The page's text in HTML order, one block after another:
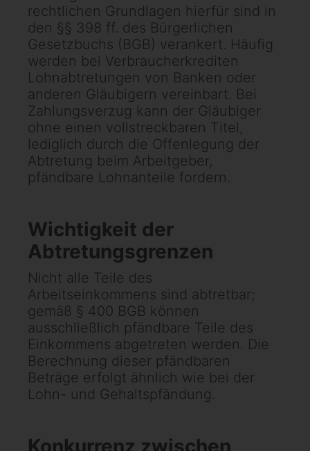
rechtlichen Grundlagen hierfür sind in
den §§ 398 ff. des Bürgerlichen
Gesetzbuchs (BGB) verankert. Häufig
werden bei Verbraucherkrediten
Lohnabtretungen von Banken oder
anderen Gläubigern vereinbart. Bei
Zahlungsverzug kann der Gläubiger
ohne einen vollstreckbaren Titel,
lediglich durch die Offenlegung der
Abtretung beim Arbeitgeber,
pfändbare Lohnanteile fordern.
Wichtigkeit der
Abtretungsgrenzen
Nicht alle Teile des
Arbeitseinkommens sind abtretbar;
gemäß § 400 BGB können
ausschließlich pfändbare Teile des
Einkommens abgetreten werden. Die
Berechnung dieser pfändbaren
Beträge erfolgt ähnlich wie bei der
Lohn- und Gehaltspfändung.
Konkurrenz zwischen